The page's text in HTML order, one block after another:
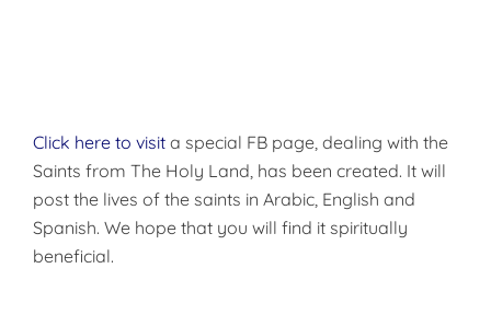
Click here to visit a special FB page, dealing with the
Saints from The Holy Land, has been created. It will
post the lives of the saints in Arabic, English and
Spanish. We hope that you will find it spiritually
beneficial.